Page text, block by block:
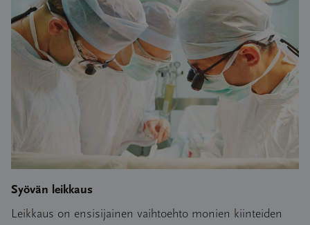
Syövän leikkaus
Leikkaus on ensisijainen vaihtoehto monien kiinteiden